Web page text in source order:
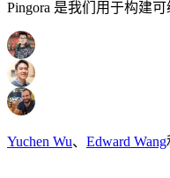
Pingora 是我们用于构建
Yuchen Wu、 Edward Wang